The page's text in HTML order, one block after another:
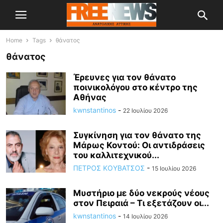
Home Tags θάνατος
θάνατος
Έρευνες για τον θάνατο
ποινικολόγου στο κέντρο της
Αθήνας
kwnstantinos - 22 Ιουλίου 2026
Συγκίνηση για τον θάνατο της
Μάρως Κοντού: Οι αντιδράσεις
του καλλιτεχνικού...
ΠΕΤΡΟΣ ΚΟΥΒΑΤΣΟΣ - 15 Ιουλίου 2026
Μυστήριο με δύο νεκρούς νέους
στον Πειραιά – Τι εξετάζουν οι...
kwnstantinos - 14 Ιουλίου 2026